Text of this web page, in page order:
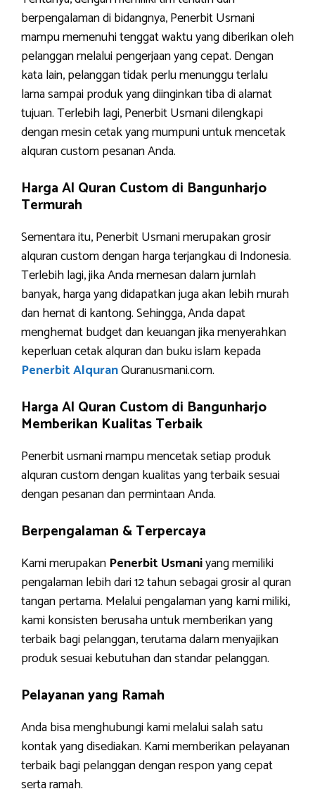
berpengalaman di bidangnya, Penerbit Usmani
mampu memenuhi tenggat waktu yang diberikan oleh
pelanggan melalui pengerjaan yang cepat. Dengan
kata lain, pelanggan tidak perlu menunggu terlalu
lama sampai produk yang diinginkan tiba di alamat
tujuan. Terlebih lagi, Penerbit Usmani dilengkapi
dengan mesin cetak yang mumpuni untuk mencetak
alquran custom pesanan Anda.
Harga Al Quran Custom di Bangunharjo
Termurah
Sementara itu, Penerbit Usmani merupakan grosir
alquran custom dengan harga terjangkau di Indonesia.
Terlebih lagi, jika Anda memesan dalam jumlah
banyak, harga yang didapatkan juga akan lebih murah
dan hemat di kantong. Sehingga, Anda dapat
menghemat budget dan keuangan jika menyerahkan
keperluan cetak alquran dan buku islam kepada
Penerbit AlquranQuranusmani.com.
Harga Al Quran Custom di Bangunharjo
Memberikan Kualitas Terbaik
Penerbit usmani mampu mencetak setiap produk
alquran custom dengan kualitas yang terbaik sesuai
dengan pesanan dan permintaan Anda.
Berpengalaman & Terpercaya
Kami merupakan Penerbit Usmaniyang memiliki
pengalaman lebih dari 12 tahun sebagai grosir al quran
tangan pertama. Melalui pengalaman yang kami miliki,
kami konsisten berusaha untuk memberikan yang
terbaik bagi pelanggan, terutama dalam menyajikan
produk sesuai kebutuhan dan standar pelanggan.
Pelayanan yang Ramah
Anda bisa menghubungi kami melalui salah satu
kontak yang disediakan. Kami memberikan pelayanan
terbaik bagi pelanggan dengan respon yang cepat
serta ramah.